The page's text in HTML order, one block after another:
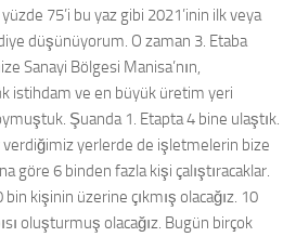
75’i bu yaz gibi 2021’inin ilk veya
düşünüyorum. O zaman 3. Etaba
Sanayi Bölgesi Manisa’nın,
istihdam ve en büyük üretim yeri
Şuanda 1. Etapta 4 bine ulaştık.
verdiğimiz yerlerde de işletmelerin bize
göre 6 binden fazla kişi çalıştıracaklar.
kişinin üzerine çıkmış olacağız. 10
oluşturmuş olacağız. Bugün birçok